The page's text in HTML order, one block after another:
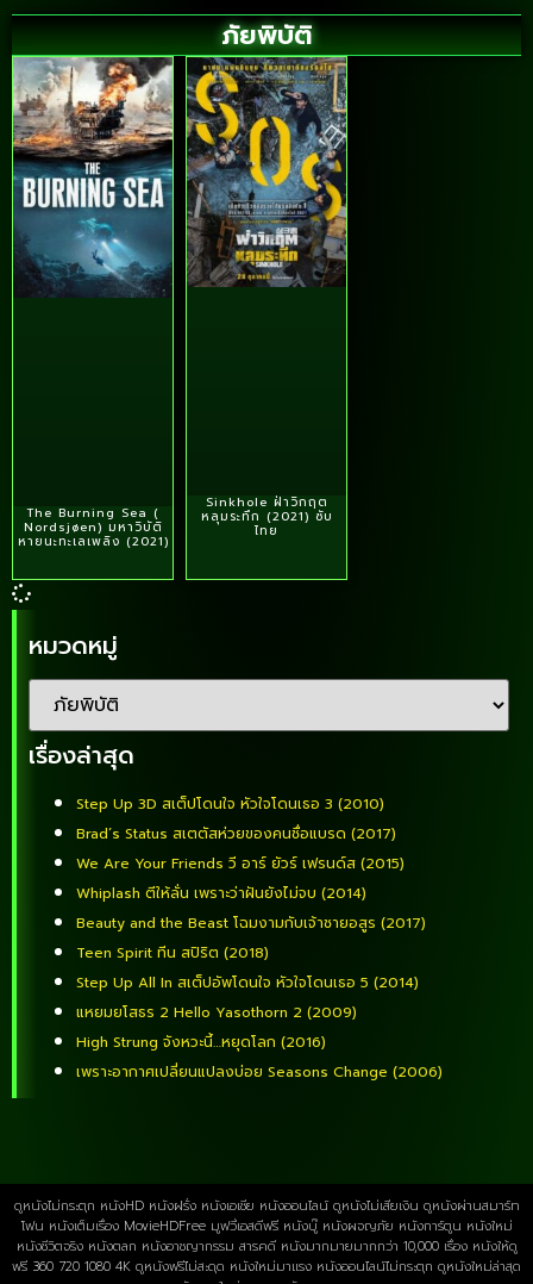
ภัยพิบัติ
The Burning Sea (
Nordsjøen) มหาวิบัติ
หายนะทะเลเพลิง (2021)
Sinkhole ฝ่าวิกฤต
หลุมระทึก (2021) ซับ
ไทย
หมวดหมู่
เรื่องล่าสุด
Step Up 3D สเต็ปโดนใจ หัวใจโดนเธอ 3 (2010)
Brad’s Status สเตตัสห่วยของคนชื่อแบรด (2017)
We Are Your Friends วี อาร์ ยัวร์ เฟรนด์ส (2015)
Whiplash ตีให้ลั่น เพราะว่าฝันยังไม่จบ (2014)
Beauty and the Beast โฉมงามกับเจ้าชายอสูร (2017)
Teen Spirit ทีน สปิริต (2018)
Step Up All In สเต็ปอัพโดนใจ หัวใจโดนเธอ 5 (2014)
แหยมยโสธร 2 Hello Yasothorn 2 (2009)
High Strung จังหวะนี้…หยุดโลก (2016)
เพราะอากาศเปลี่ยนแปลงบ่อย Seasons Change (2006)
ดูหนังไม่กระตุก หนังHD หนังฝรั่ง หนังเอเชีย หนังออนไลน์ ดูหนังไม่เสียเงิน ดูหนังผ่านสมาร์ท
โฟน หนังเต็มเรื่อง MovieHDFree มูฟวี่เอสดีฟรี หนังบู๊ หนังผจญภัย หนังการ์ตูน หนังใหม่
หนังชีวิตจริง หนังตลก หนังอาชญากรรม สารคดี หนังมากมายมากกว่า 10,000 เรื่อง หนังให้ดู
ฟรี 360 720 1080 4K ดูหนังฟรีไม่สะดุด หนังใหม่มาแรง หนังออนไลน์ไม่กระตุก ดูหนังใหม่ล่าสุด